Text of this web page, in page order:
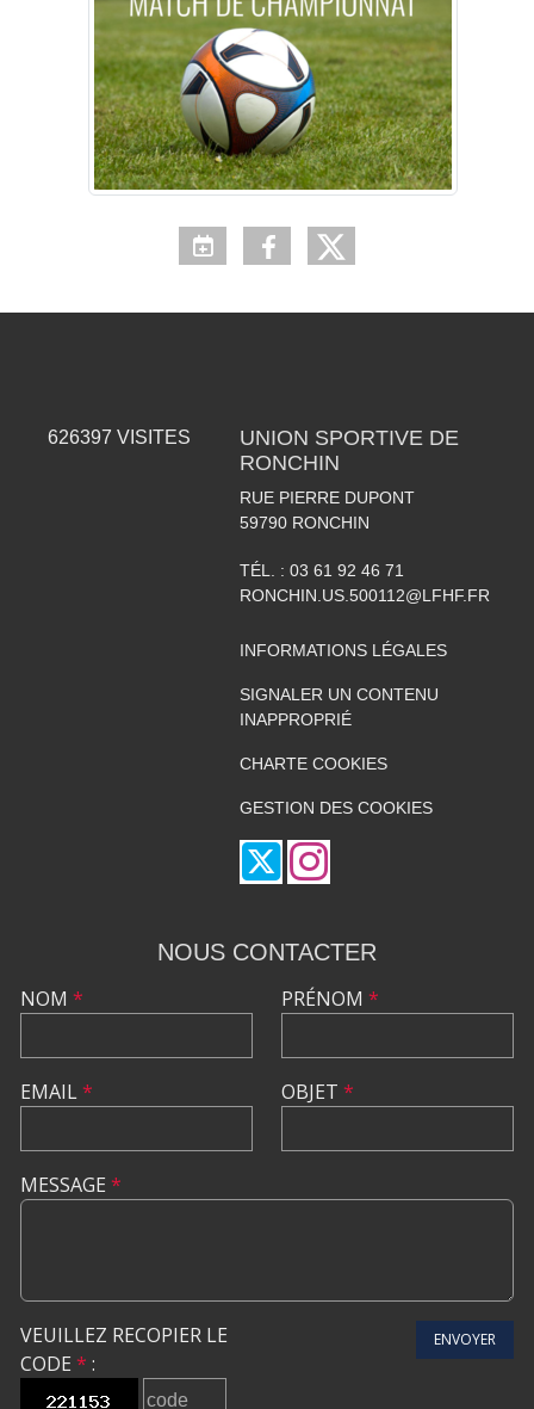
626397 VISITES
UNION SPORTIVE DE
RONCHIN
RUE PIERRE DUPONT
59790 RONCHIN
TÉL. : 03 61 92 46 71
RONCHIN.US.500112@LFHF.FR
INFORMATIONS LÉGALES
SIGNALER UN CONTENU
INAPPROPRIÉ
CHARTE COOKIES
GESTION DES COOKIES
NOUS CONTACTER
NOM *
EMAIL*
PRÉNOM *
OBJET *
MESSAGE *
VEUILLEZ RECOPIER LE
CODE * :
ENVOYER